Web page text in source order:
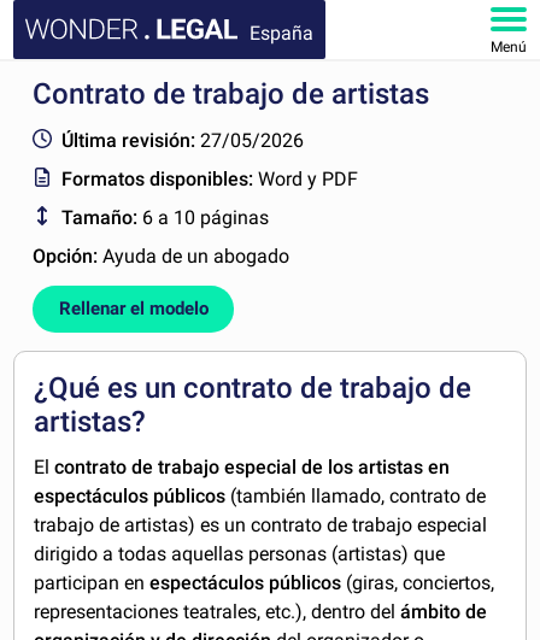
España
Menú
INICIO
DOCUMENTOS
FAQ
MI CUENTA
Contrato de trabajo de artistas
Última revisión: 27/05/2026
Formatos disponibles:Word y PDF
Tamaño: 6 a 10 páginas
Opción:Ayuda de un abogado
Rellenar el modelo
¿Qué es un contrato de trabajo de
artistas?
Elcontrato de trabajo especial de los artistas en
espectáculos públicos (también llamado, contrato de
trabajo de artistas) es un contrato de trabajo especial
dirigido a todas aquellas personas (artistas) que
participan enespectáculos públicos (giras, conciertos,
representaciones teatrales, etc.), dentro delámbito de